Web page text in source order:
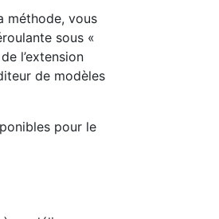
méthode, vous
sous «
l’extension
de modèles
pour le